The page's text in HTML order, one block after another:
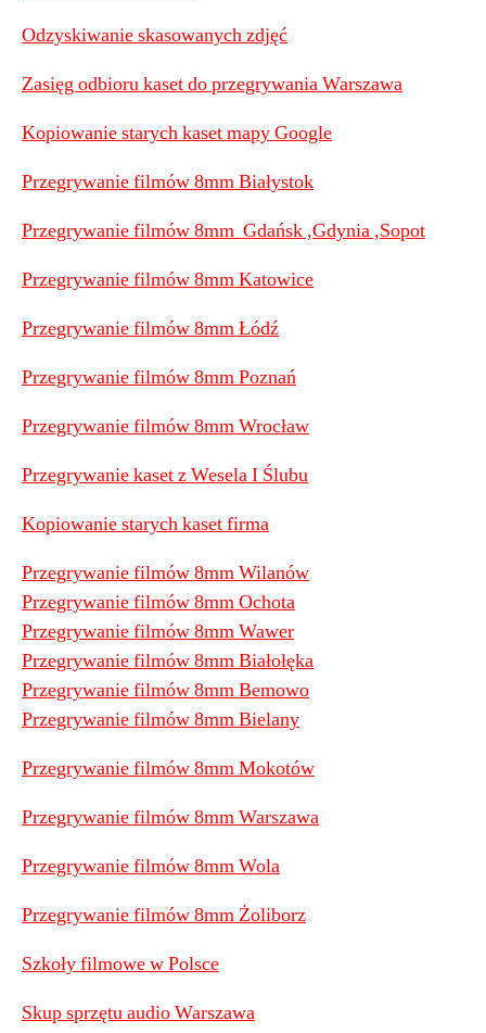
Odzyskiwanie skasowanych zdjęć
Zasięg odbioru kaset do przegrywania Warszawa
Kopiowanie starych kaset mapy Google
Przegrywanie filmów 8mm Białystok
Przegrywanie filmów 8mm Gdańsk ,Gdynia ,Sopot
Przegrywanie filmów 8mm Katowice
Przegrywanie filmów 8mm Łódź
Przegrywanie filmów 8mm Poznań
Przegrywanie filmów 8mm Wrocław
Przegrywanie kaset z Wesela I Ślubu
Kopiowanie starych kaset firma
Przegrywanie filmów 8mm Wilanów
Przegrywanie filmów 8mm Ochota
Przegrywanie filmów 8mm Wawer
Przegrywanie filmów 8mm Białołęka
Przegrywanie filmów 8mm Bemowo
Przegrywanie filmów 8mm Bielany
Przegrywanie filmów 8mm Mokotów
Przegrywanie filmów 8mm Warszawa
Przegrywanie filmów 8mm Wola
Przegrywanie filmów 8mm Żoliborz
Szkoły filmowe w Polsce
Skup sprzętu audio Warszawa